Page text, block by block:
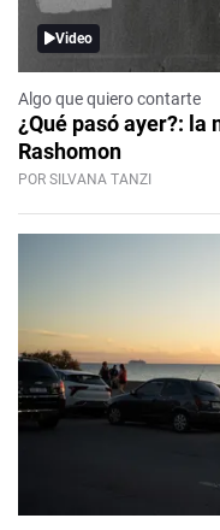
Video
Algo que quiero contarte
¿Qué pasó ayer?:
Rashomon
POR SILVANA TANZI